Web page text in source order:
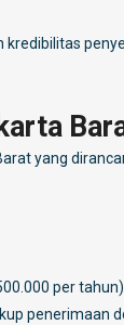
yang
per
penerimaan